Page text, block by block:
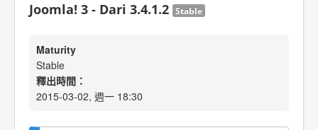
Joomla! 3 - Dari 3.4.1.2 Stable
Maturity
Stable
釋出時間：
2015-03-02, 週一 18:30